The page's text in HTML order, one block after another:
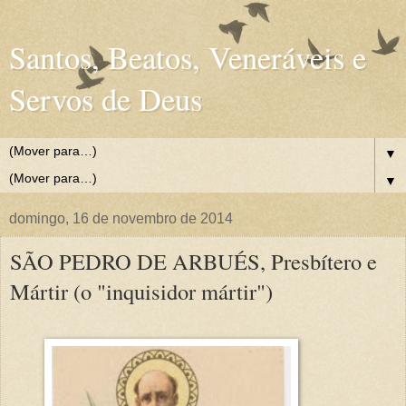
Santos, Beatos, Veneráveis e
Servos de Deus
▼
▼
domingo, 16 de novembro de 2014
SÃO PEDRO DE ARBUÉS, Presbítero e
Mártir (o "inquisidor mártir")